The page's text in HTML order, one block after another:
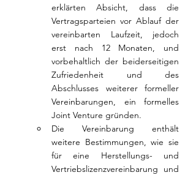
erklärten Absicht, dass die
Vertragsparteien vor Ablauf der
vereinbarten Laufzeit, jedoch
erst nach 12 Monaten, und
vorbehaltlich der beiderseitigen
Zufriedenheit und des
Abschlusses weiterer formeller
Vereinbarungen, ein formelles
Joint Venture gründen.
Die Vereinbarung enthält
weitere Bestimmungen, wie sie
für eine Herstellungs- und
Vertriebslizenzvereinbarung und